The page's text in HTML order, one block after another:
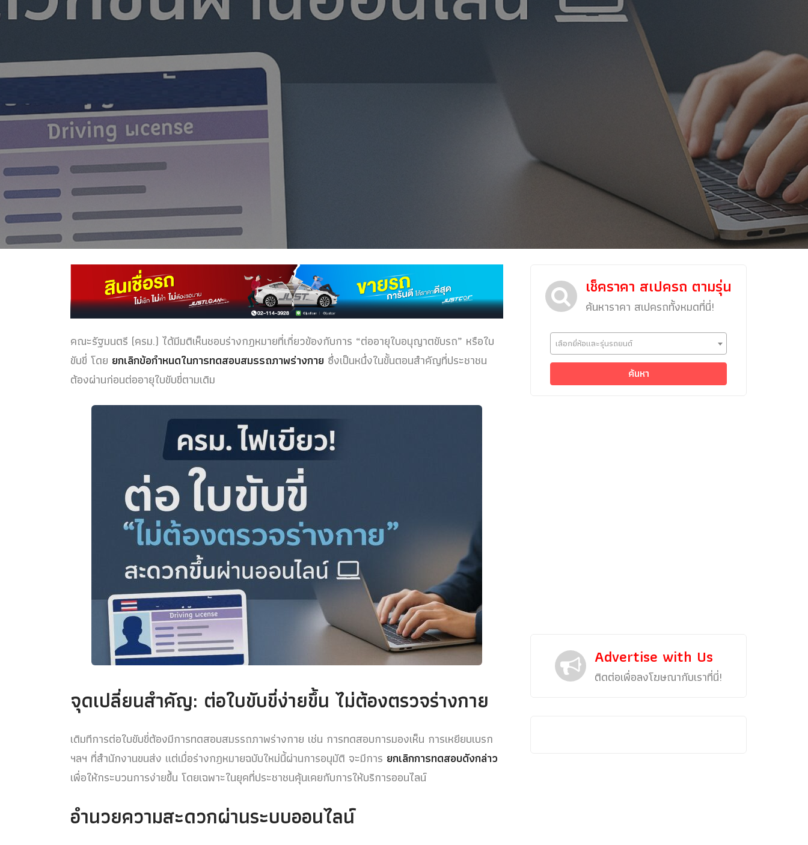
ข่าวรถยนต์
คณะรัฐมนตรี (ครม.) ได้มีมติเห็นชอบร่างกฎหมายที่เกี่ยวข้องกับการ “ต่ออายุใบอนุญาตขับรถ” หรือใบ
ขับขี่ โดย ยกเลิกข้อกำหนดในการทดสอบสมรรถภาพร่างกาย ซึ่งเป็นหนึ่งในขั้นตอนสำคัญที่ประชาชน
ต้องผ่านก่อนต่ออายุใบขับขี่ตามเดิม
จุดเปลี่ยนสำคัญ: ต่อใบขับขี่ง่ายขึ้น ไม่ต้องตรวจร่างกาย
เดิมทีการต่อใบขับขี่ต้องมีการทดสอบสมรรถภาพร่างกาย เช่น การทดสอบการมองเห็น การเหยียบเบรก
ฯลฯ ที่สำนักงานขนส่ง แต่เมื่อร่างกฎหมายฉบับใหม่นี้ผ่านการอนุมัติ จะมีการ ยกเลิกการทดสอบดังกล่าว
เพื่อให้กระบวนการง่ายขึ้น โดยเฉพาะในยุคที่ประชาชนคุ้นเคยกับการให้บริการออนไลน์
อำนวยความสะดวกผ่านระบบออนไลน์
เช็คราคา สเปครถ ตามรุ่น
ค้นหาราคา สเปครถทั้งหมดที่นี่!
เลือกยี่ห้อและรุ่นรถยนต์
ค้นหา
Advertise with Us
ติดต่อเพื่อลงโฆษณากับเราที่นี่!